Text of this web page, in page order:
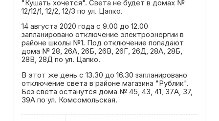
"Кушать хочется". Света не будет в домах №
12/12/1, 12/2, 12/3 по ул. Цапко.
14 августа 2020 года с 9.00 до 12.00
запланировано отключение электроэнергии в
районе школы №1. Под отключение попадают
дома № 28, 26А, 26Б, 26В, 26Г, 26Д, 28А, 28Б,
28В, 28Д по ул. Цапко.
В этот же день с 13.30 до 16.30 запланировано
отключение света в районе магазина "Рублик".
Без света останутся дома № 45, 43, 41, 37А, 37,
39А по ул. Комсомольская.